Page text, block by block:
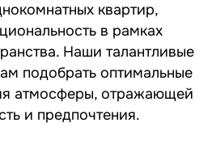
квартир,
в рамках
Наши талантливые
подобрать оптимальные
атмосферы, отражающей
и предпочтения.